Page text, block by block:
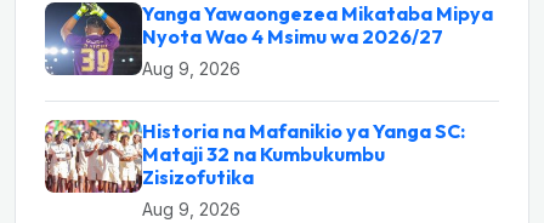
Yanga Yawaongezea Mikataba Mipya
Nyota Wao 4 Msimu wa 2026/27
Aug 9, 2026
Historia na Mafanikio ya Yanga SC:
Mataji 32 na Kumbukumbu
Zisizofutika
Aug 9, 2026